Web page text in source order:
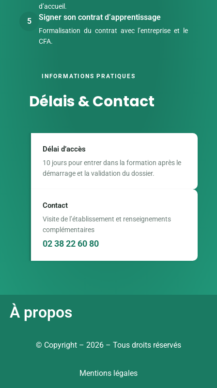
d’accueil.
5 Signer son contrat d’apprentissage
Formalisation du contrat avec l’entreprise et le
CFA.
INFORMATIONS PRATIQUES
Délais & Contact
Délai d’accès
10 jours pour entrer dans la formation après le
démarrage et la validation du dossier.
Contact
Visite de l’établissement et renseignements
complémentaires
02 38 22 60 80
À propos
© Copyright – 2026 – Tous droits réservés
Mentions légales